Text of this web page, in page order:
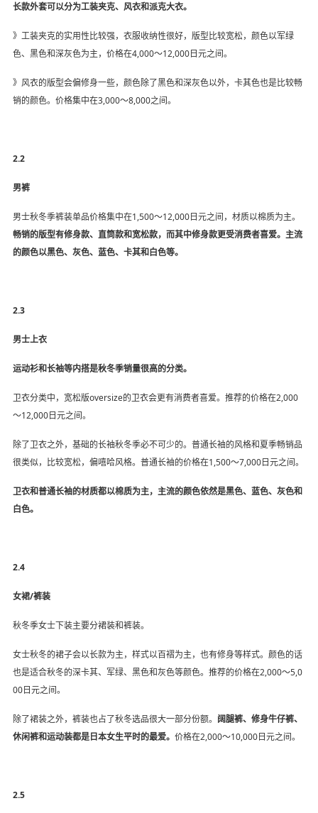
长款外套可以分为工装夹克、风衣和派克大衣。
》工装夹克的实用性比较强，衣服收纳性很好，版型比较宽松，颜色以军绿
色、黑色和深灰色为主，价格在4,000～12,000日元之间。
》风衣的版型会偏修身一些，颜色除了黑色和深灰色以外，卡其色也是比较畅
销的颜色。价格集中在3,000～8,000之间。
2.2
男裤
男士秋冬季裤装单品价格集中在1,500～12,000日元之间，材质以棉质为主。
畅销的版型有修身款、直筒款和宽松款，而其中修身款更受消费者喜爱。主流
的颜色以黑色、灰色、蓝色、卡其和白色等。
2.3
男士上衣
运动衫和长袖等内搭是秋冬季销量很高的分类。
卫衣分类中，宽松版oversize的卫衣会更有消费者喜爱。推荐的价格在2,000
～12,000日元之间。
除了卫衣之外，基础的长袖秋冬季必不可少的。普通长袖的风格和夏季畅销品
很类似，比较宽松，偏嘻哈风格。普通长袖的价格在1,500～7,000日元之间。
卫衣和普通长袖的材质都以棉质为主，主流的颜色依然是黑色、蓝色、灰色和
白色。
2.4
女裙/裤装
秋冬季女士下装主要分裙装和裤装。
女士秋冬的裙子会以长款为主，样式以百褶为主，也有修身等样式。颜色的话
也是适合秋冬的深卡其、军绿、黑色和灰色等颜色。推荐的价格在2,000～5,0
00日元之间。
除了裙装之外，裤装也占了秋冬选品很大一部分份额。 阔腿裤、修身牛仔裤、
休闲裤和运动装都是日本女生平时的最爱。 价格在2,000～10,000日元之间。
2.5